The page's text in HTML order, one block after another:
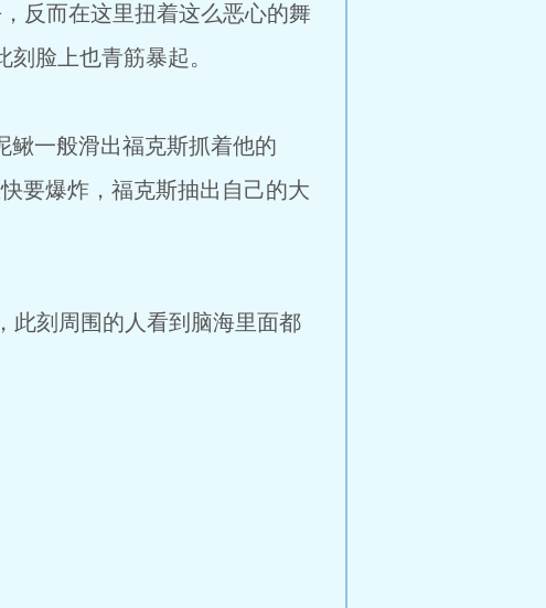
而在这里扭着这么恶心的舞
脸上也青筋暴起。
一般滑出福克斯抓着他的
要爆炸，福克斯抽出自己的大
周围的人看到脑海里面都